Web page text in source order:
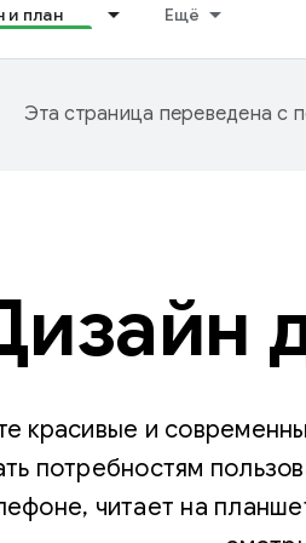
и план Ещё
Эта страница переведена с
красивые и
потребностям
читает на